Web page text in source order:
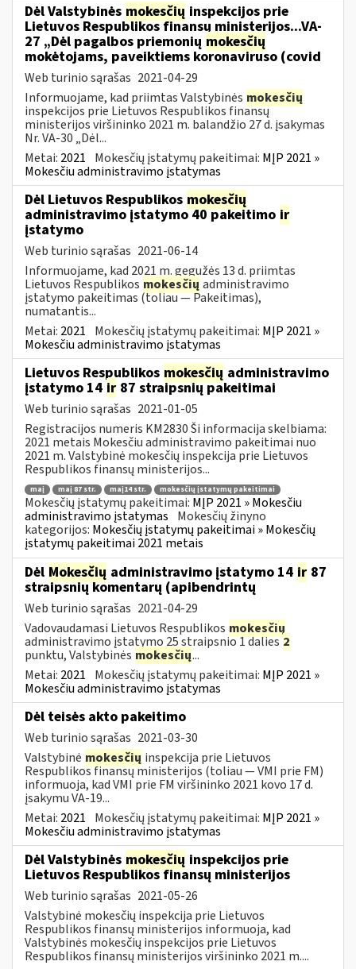
Dėl Valstybinės mokesčių inspekcijos prie
Lietuvos Respublikos finansų ministerijos...VA-
27 „Dėl pagalbos priemonių mokesčių
mokėtojams, paveiktiems koronaviruso (covid
Web turinio sąrašas 2021-04-29
Informuojame, kad priimtas Valstybinės mokesčių
inspekcijos prie Lietuvos Respublikos finansų
ministerijos viršininko 2021 m. balandžio 27 d. įsakymas
Nr. VA-30 „Dėl...
Metai: 2021 Mokesčių įstatymų pakeitimai: MĮP 2021 »
Mokesčiu administravimo įstatymas
Dėl Lietuvos Respublikos mokesčių
administravimo įstatymo 40 pakeitimo ir
įstatymo
Web turinio sąrašas 2021-06-14
Informuojame, kad 2021 m. gegužės 13 d. priimtas
Lietuvos Respublikos mokesčių administravimo
įstatymo pakeitimas (toliau — Pakeitimas),
numatantis...
Metai: 2021 Mokesčių įstatymų pakeitimai: MĮP 2021 »
Mokesčiu administravimo įstatymas
Lietuvos Respublikos mokesčių administravimo
įstatymo 14 ir 87 straipsnių pakeitimai
Web turinio sąrašas 2021-01-05
Registracijos numeris KM2830 Ši informacija skelbiama:
2021 metais Mokesčiu administravimo pakeitimai nuo
2021 m. Valstybinė mokesčių inspekcija prie Lietuvos
Respublikos finansų ministerijos...
maį maį 87 str. maį14 str. mokesčių įstatymų pakeitimai
Mokesčių įstatymų pakeitimai: MĮP 2021 » Mokesčiu
administravimo įstatymas Mokesčių žinyno
kategorijos: Mokesčių įstatymų pakeitimai » Mokesčių
įstatymų pakeitimai 2021 metais
Dėl Mokesčių administravimo įstatymo 14 ir 87
straipsnių komentarų (apibendrintų
Web turinio sąrašas 2021-04-29
Vadovaudamasi Lietuvos Respublikos mokesčių
administravimo įstatymo 25 straipsnio 1 dalies2
punktu, Valstybinės mokesčių...
Metai: 2021 Mokesčių įstatymų pakeitimai: MĮP 2021 »
Mokesčiu administravimo įstatymas
Dėl teisės akto pakeitimo
Web turinio sąrašas 2021-03-30
Valstybinė mokesčių inspekcija prie Lietuvos
Respublikos finansų ministerijos (toliau ― VMI prie FM)
informuoja, kad VMI prie FM viršininko 2021 kovo 17 d.
įsakymu VA-19...
Metai: 2021 Mokesčių įstatymų pakeitimai: MĮP 2021 »
Mokesčiu administravimo įstatymas
Dėl Valstybinės mokesčių inspekcijos prie
Lietuvos Respublikos finansų ministerijos
Web turinio sąrašas 2021-05-26
Valstybinė mokesčių inspekcija prie Lietuvos
Respublikos finansų ministerijos informuoja, kad
Valstybinės mokesčių inspekcijos prie Lietuvos
Respublikos finansų ministerijos viršininko 2021 m....